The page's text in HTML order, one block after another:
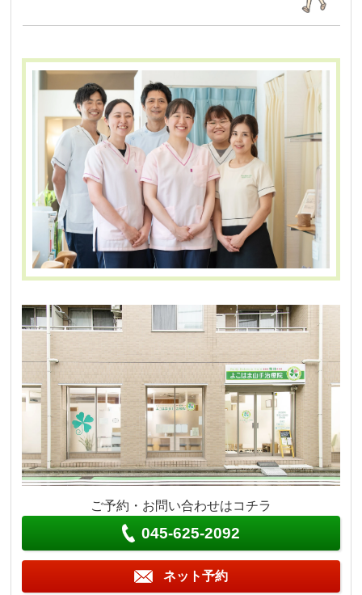
ご予約・お問い合わせはコチラ
045-625-2092
ネット予約